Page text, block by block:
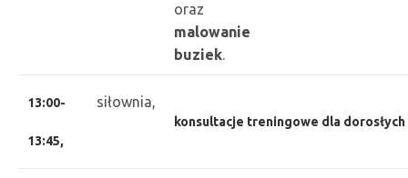
oraz
malowanie
buziek.
13:00-
13:45,
siłownia,
konsultacje treningowe dla dorosłych